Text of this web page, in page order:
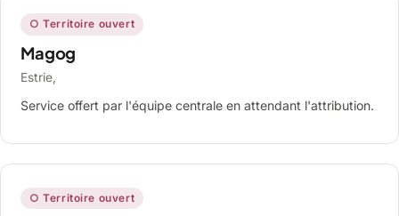
○ Territoire ouvert
Magog
Estrie,
Service offert par l'équipe centrale en attendant l'attribution.
○ Territoire ouvert